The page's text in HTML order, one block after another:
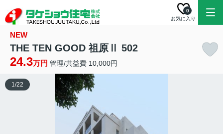
お気に入り
0
NEW
THE TEN GOOD 祖原Ⅱ 502
24.3万円 管理/共益費 10,000円
1/22